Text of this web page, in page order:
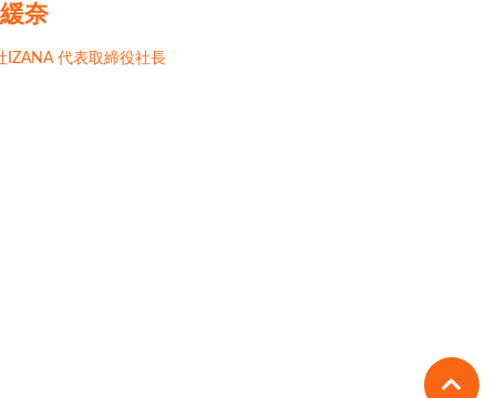
奈
IZANA 代表取締役社長